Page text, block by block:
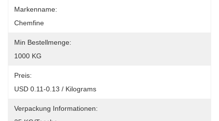
Markenname:
Chemfine
Min Bestellmenge:
1000 KG
Preis:
USD 0.11-0.13 / Kilograms
Verpackung Informationen: